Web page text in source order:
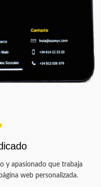
y apasionado que trabaja
web personalizada.